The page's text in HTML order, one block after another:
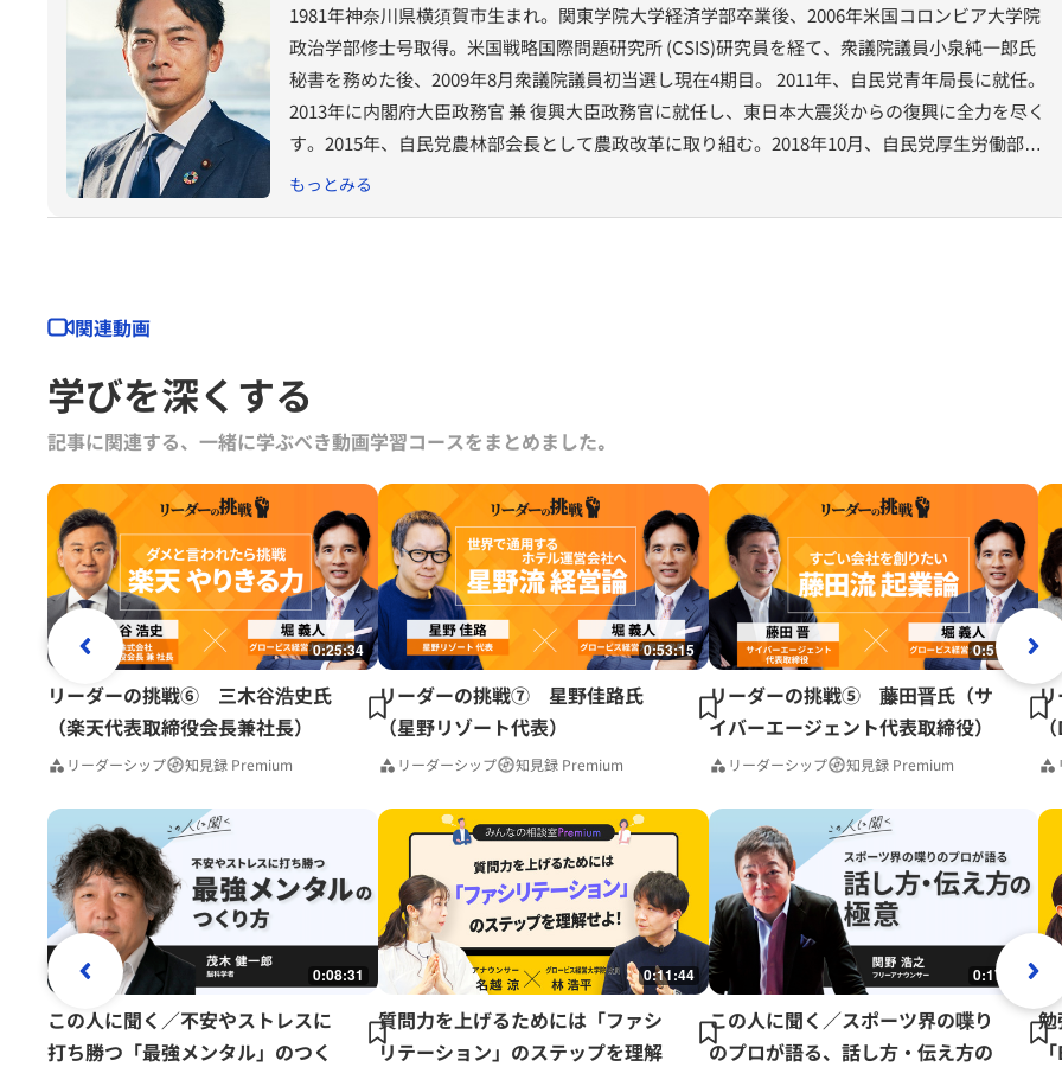
1981年神奈川県横須賀市生まれ。関東学院大学経済学部卒業後、2006年米国コロンビア大学院
政治学部修士号取得。米国戦略国際問題研究所 (CSIS)研究員を経て、衆議院議員小泉純一郎氏
秘書を務めた後、2009年8月衆議院議員初当選し現在4期目。 2011年、自民党青年局長に就任。
2013年に内閣府大臣政務官 兼 復興大臣政務官に就任し、東日本大震災からの復興に全力を尽く
す。2015年、自民党農林部会長として農政改革に取り組む。2018年10月、自民党厚生労働部会
長として人生100年時代に向けた新たな社会保障の実現に取り組む。 2019年9月、環境大臣 兼 内
もっとみる
関連動画
学びを深くする
記事に関連する、一緒に学ぶべき動画学習コースをまとめました｡
0:25:34
リーダーの挑戦⑥ 三木谷浩史氏
（楽天代表取締役会長兼社長）
リーダーシップ 知見録 Premium
0:53:15
リーダーの挑戦⑦ 星野佳路氏
（星野リゾート代表）
リーダーシップ 知見録 Premium
0:51:41
リーダーの挑戦⑤ 藤田晋氏（サ
イバーエージェント代表取締役）
リーダーシップ 知見録 Premium
0:08:31
この人に聞く／不安やストレスに
打ち勝つ「最強メンタル」のつく
0:11:44
質問力を上げるためには「ファシ
リテーション」のステップを理解
0:17:37
この人に聞く／スポーツ界の喋り
のプロが語る、話し方・伝え方の
勉